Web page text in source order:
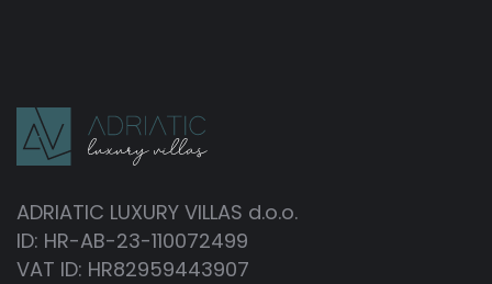
ADRIATIC LUXURY VILLAS d.o.o.
ID: HR-AB-23-110072499
VAT ID: HR82959443907